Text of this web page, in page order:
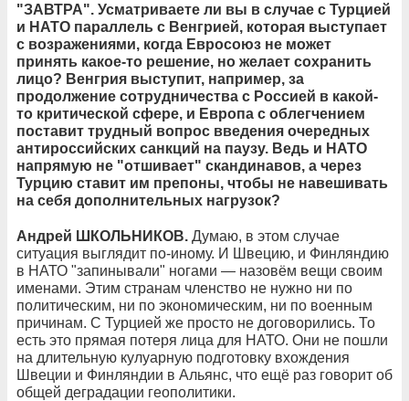
"ЗАВТРА". Усматриваете ли вы в случае с Турцией
и НАТО параллель с Венгрией, которая выступает
с возражениями, когда Евросоюз не может
принять какое-то решение, но желает сохранить
лицо? Венгрия выступит, например, за
продолжение сотрудничества с Россией в какой-
то критической сфере, и Европа с облегчением
поставит трудный вопрос введения очередных
антироссийских санкций на паузу. Ведь и НАТО
напрямую не "отшивает" скандинавов, а через
Турцию ставит им препоны, чтобы не навешивать
на себя дополнительных нагрузок?
Андрей ШКОЛЬНИКОВ. Думаю, в этом случае
ситуация выглядит по-иному. И Швецию, и Финляндию
в НАТО "запинывали" ногами — назовём вещи своим
именами. Этим странам членство не нужно ни по
политическим, ни по экономическим, ни по военным
причинам. С Турцией же просто не договорились. То
есть это прямая потеря лица для НАТО. Они не пошли
на длительную кулуарную подготовку вхождения
Швеции и Финляндии в Альянс, что ещё раз говорит об
общей деградации геополитики.